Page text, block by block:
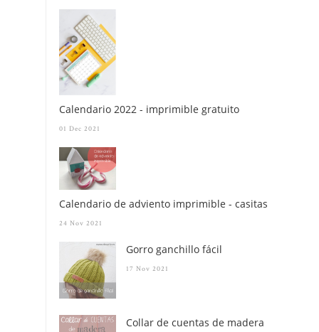
Calendario 2022 - imprimible gratuito
01 Dec 2021
Calendario de adviento imprimible - casitas
24 Nov 2021
Gorro ganchillo fácil
17 Nov 2021
Collar de cuentas de madera